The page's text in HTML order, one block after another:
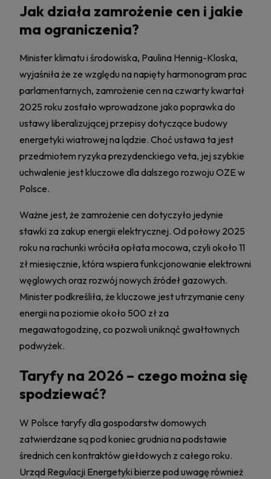
Jak działa zamrożenie cen i jakie
ma ograniczenia?
Minister klimatu i środowiska, Paulina Hennig-Kloska,
wyjaśniła że ze względu na napięty harmonogram prac
parlamentarnych, zamrożenie cen na czwarty kwartał
2025 roku zostało wprowadzone jako poprawka do
ustawy liberalizującej przepisy dotyczące budowy
energetyki wiatrowej na lądzie. Choć ustawa ta jest
przedmiotem ryzyka prezydenckiego veta, jej szybkie
uchwalenie jest kluczowe dla dalszego rozwoju OZE w
Polsce.
Ważne jest, że zamrożenie cen dotyczyło jedynie
stawki za zakup energii elektrycznej. Od połowy 2025
roku na rachunki wróciła opłata mocowa, czyli około 11
zł miesięcznie, która wspiera funkcjonowanie elektrowni
węglowych oraz rozwój nowych źródeł gazowych.
Minister podkreśliła, że kluczowe jest utrzymanie ceny
energii na poziomie około 500 zł za
megawatogodzinę, co pozwoli uniknąć gwałtownych
podwyżek.
Taryfy na 2026 – czego można się
spodziewać?
W Polsce taryfy dla gospodarstw domowych
zatwierdzane są pod koniec grudnia na podstawie
średnich cen kontraktów giełdowych z całego roku.
Urząd Regulacji Energetyki bierze pod uwagę również